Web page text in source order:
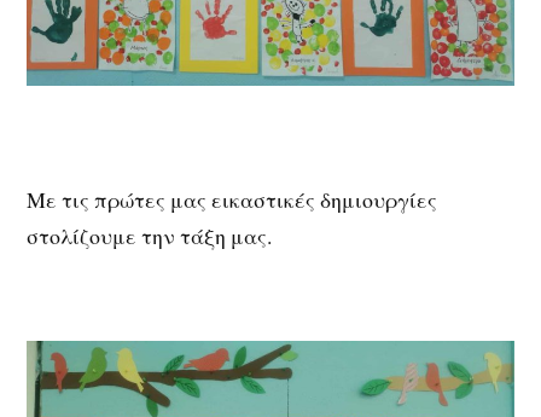
Με τις πρώτες μας εικαστικές δημιουργίες
στολίζουμε την τάξη μας.